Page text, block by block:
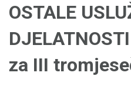
OSTALE
za III